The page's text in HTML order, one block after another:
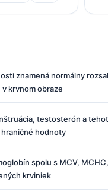
znamená normálny
krvnom obraze
testosterón a
hraničné hodnoty
spolu s MCV, MCHC,
krviniek